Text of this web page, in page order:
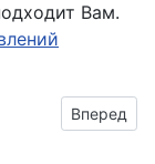
Вам.
Вперед